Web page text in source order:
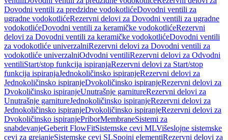
Dovodni ventili za predzidne vodokotlićeDovodni ventili za
ugradne vodokotlićeRezervni delovi za Dovodni ventili za ugradne
vodokotlićeDovodni ventili za keramičke vodokotlićeRezervni
delovi za Dovodni ventili za keramičke vodokotlićeDovodni ventili
za vodokotliće univerzalniRezervni delovi za Dovodni ventili za
vodokotliće univerzalniOdvodni ventiliRezervni delovi za Odvodni
ventiliStart/stop funkcija ispiranjaRezervni delovi za Start/stop
funkcija ispiranjaJednokoličinsko ispiranjeRezervni delovi za
Jednokoličinsko ispiranjeDvokoličinsko ispiranjeRezervni delovi za
Dvokoličinsko ispiranjeUnutrašnje garnitureRezervni delovi za
Unutrašnje garnitureJednokoličinsko ispiranjeRezervni delovi za
Jednokoličinsko ispiranjeDvokoličinsko ispiranjeRezervni delovi za
Dvokoličinsko ispiranjePriborMembraneSistemi za
snabdevanjeGeberit FlowFitSistemske cevi MLVišeslojne sistemske
cevi za grejanjeSistemske cevi SLSpojni elementiRezervni delovi za